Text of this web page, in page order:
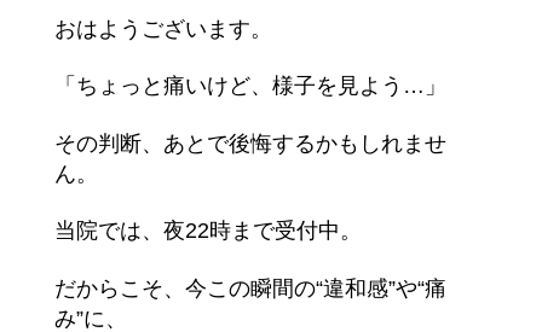
おはようございます。
「ちょっと痛いけど、様子を見よう…」
その判断、あとで後悔するかもしれませ
ん。
当院では、夜22時まで受付中。
だからこそ、今この瞬間の“違和感”や“痛
み”に、